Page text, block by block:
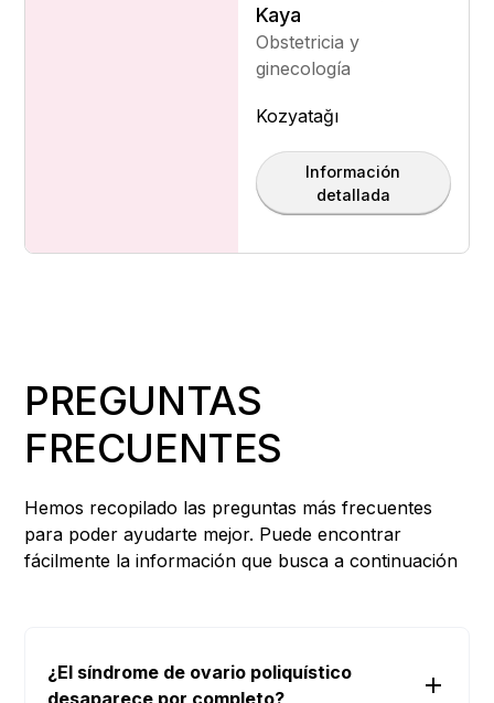
Kaya
Obstetricia y
ginecología
Kozyatağı
Información
detallada
PREGUNTAS
FRECUENTES
Hemos recopilado las preguntas más frecuentes
para poder ayudarte mejor. Puede encontrar
fácilmente la información que busca a continuación
¿El síndrome de ovario poliquístico
desaparece por completo?